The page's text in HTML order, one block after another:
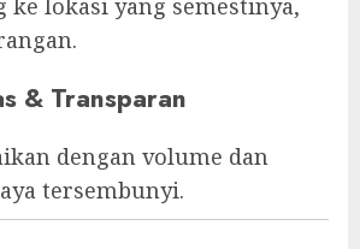
ke lokasi yang semestinya,
& Transparan
dengan volume dan
tersembunyi.